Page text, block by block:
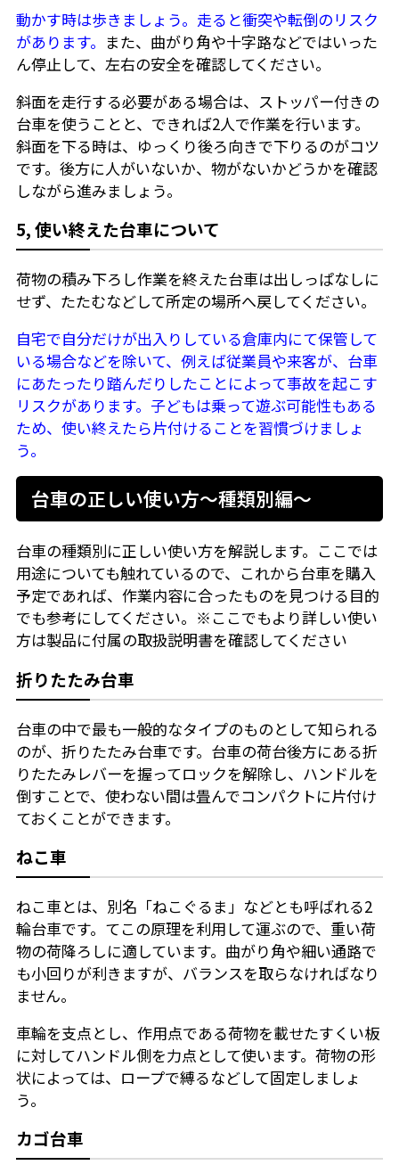
動かす時は歩きましょう。走ると衝突や転倒のリスク
があります。 また、曲がり角や十字路などではいった
ん停止して、左右の安全を確認してください。
斜面を走行する必要がある場合は、ストッパー付きの
台車を使うことと、できれば2人で作業を行います。
斜面を下る時は、ゆっくり後ろ向きで下りるのがコツ
です。後方に人がいないか、物がないかどうかを確認
しながら進みましょう。
5, 使い終えた台車について
荷物の積み下ろし作業を終えた台車は出しっぱなしに
せず、たたむなどして所定の場所へ戻してください。
自宅で自分だけが出入りしている倉庫内にて保管して
いる場合などを除いて、例えば従業員や来客が、台車
にあたったり踏んだりしたことによって事故を起こす
リスクがあります。子どもは乗って遊ぶ可能性もある
ため、使い終えたら片付けることを習慣づけましょ
う。
台車の正しい使い方～種類別編～
台車の種類別に正しい使い方を解説します。ここでは
用途についても触れているので、これから台車を購入
予定であれば、作業内容に合ったものを見つける目的
でも参考にしてください。※ここでもより詳しい使い
方は製品に付属の取扱説明書を確認してください
折りたたみ台車
台車の中で最も一般的なタイプのものとして知られる
のが、折りたたみ台車です。台車の荷台後方にある折
りたたみレバーを握ってロックを解除し、ハンドルを
倒すことで、使わない間は畳んでコンパクトに片付け
ておくことができます。
ねこ車
ねこ車とは、別名「ねこぐるま」などとも呼ばれる2
輪台車です。てこの原理を利用して運ぶので、重い荷
物の荷降ろしに適しています。曲がり角や細い通路で
も小回りが利きますが、バランスを取らなければなり
ません。
車輪を支点とし、作用点である荷物を載せたすくい板
に対してハンドル側を力点として使います。荷物の形
状によっては、ロープで縛るなどして固定しましょ
う。
カゴ台車